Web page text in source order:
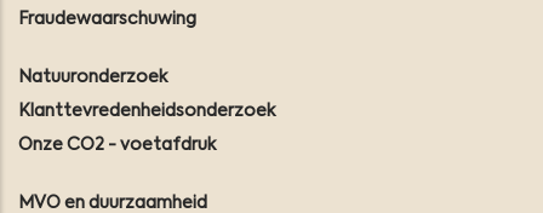
Fraudewaarschuwing
Natuuronderzoek
Klanttevredenheidsonderzoek
Onze CO2 - voetafdruk
MVO en duurzaamheid